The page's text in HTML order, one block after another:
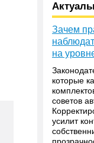
Зачем
на
которые
советов
усилит